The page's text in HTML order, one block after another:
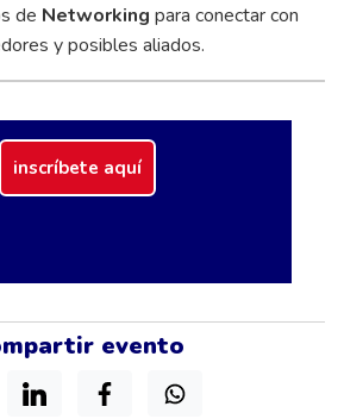
inscríbete aquí
evento
de Networking para conectar con
y posibles aliados.